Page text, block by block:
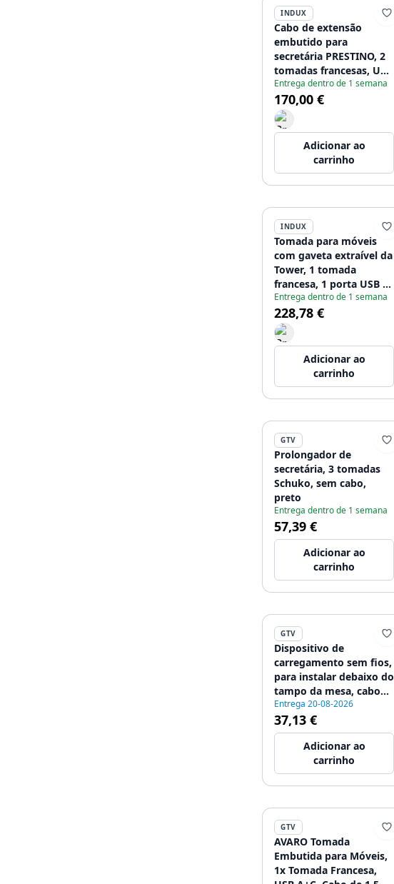
INDUX
Cabo de extensão
embutido para
secretária PRESTINO, 2
tomadas francesas, USB
A+C, RJ45, HDMI, cabo
de 1,5 m, preto
Entrega dentro de 1 semana
170,00 €
Adicionar ao
carrinho
INDUX
Tomada para móveis
com gaveta extraível da
Tower, 1 tomada
francesa, 1 porta USB A,
1 porta USB C, cabo de
1,5 m, preta, tampa em
aço inoxidável
Entrega dentro de 1 semana
228,78 €
Adicionar ao
carrinho
GTV
Prolongador de
secretária, 3 tomadas
Schuko, sem cabo,
preto
Entrega dentro de 1 semana
57,39 €
Adicionar ao
carrinho
GTV
Dispositivo de
carregamento sem fios,
para instalar debaixo do
tampo da mesa, cabo
de 2 m, preto
Entrega 20-08-2026
37,13 €
Adicionar ao
carrinho
GTV
AVARO Tomada
Embutida para Móveis,
1x Tomada Francesa,